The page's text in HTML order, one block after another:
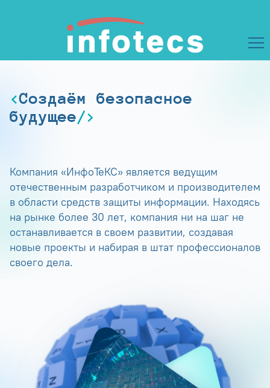
Создаём безопасное
будущее
Компания «ИнфоТеКС» является ведущим
отечественным разработчиком и производителем
в области средств защиты информации. Находясь
на рынке более 30 лет, компания ни на шаг не
останавливается в своем развитии, создавая
новые проекты и набирая в штат профессионалов
своего дела.